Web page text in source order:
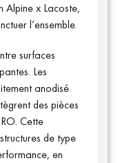
Alpine x Lacoste,
l’ensemble.
surfaces
Les
anodisé
des pièces
Cette
de type
en